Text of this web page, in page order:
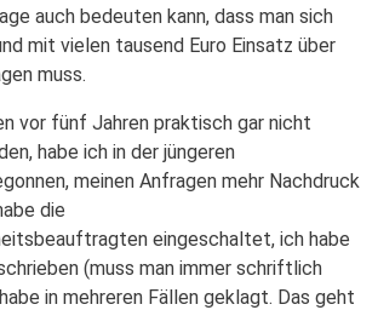
auch bedeuten kann, dass man sich
mit vielen tausend Euro Einsatz über
muss.
vor fünf Jahren praktisch gar nicht
habe ich in der jüngeren
meinen Anfragen mehr Nachdruck
die
eingeschaltet, ich habe
(muss man immer schriftlich
in mehreren Fällen geklagt. Das geht